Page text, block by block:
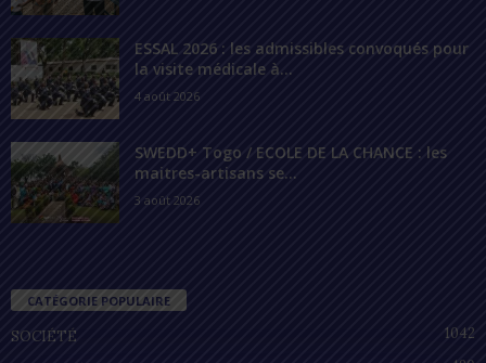
ESSAL 2026 : les admissibles convoqués pour
la visite médicale à...
4 août 2026
SWEDD+ Togo / ECOLE DE LA CHANCE : les
maitres-artisans se...
3 août 2026
CATÉGORIE POPULAIRE
SOCIÉTÉ
1042